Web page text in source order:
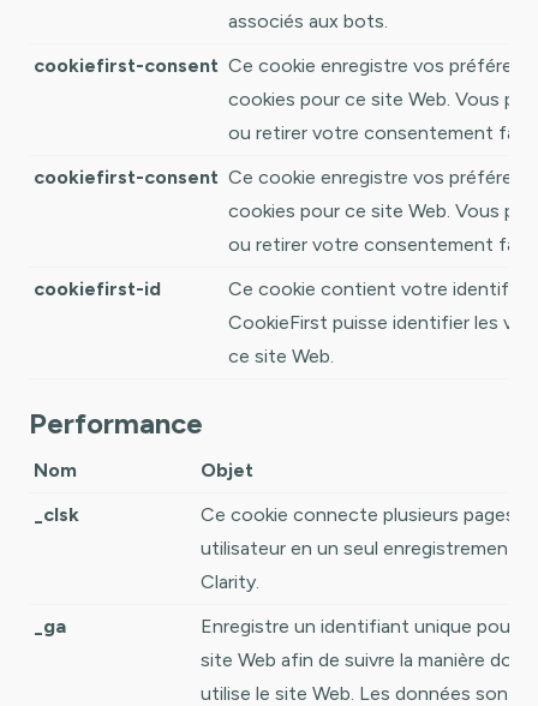
associés aux bots.
cookiefirst-consent Ce cookie enregistre vos
cookies pour ce site Web. Vous
ou retirer votre consentement
cookiefirst-consent Ce cookie enregistre vos
cookies pour ce site Web. Vous
ou retirer votre consentement
cookiefirst-id
Ce cookie contient votre
CookieFirst puisse identifier les
ce site Web.
Performance
Nom
Objet
_clsk
Ce cookie connecte plusieurs pages
utilisateur en un seul enregistrement
Clarity.
_ga
Enregistre un identifiant unique pour
site Web afin de suivre la manière dont
utilise le site Web. Les données sont